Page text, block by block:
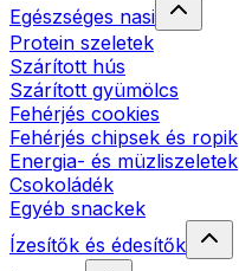
Egészséges nasi
Protein szeletek
Szárított hús
Szárított gyümölcs
Fehérjés cookies
Fehérjés chipsek és ropik
Energia- és müzliszeletek
Csokoládék
Egyéb snackek
Ízesítők és édesítők